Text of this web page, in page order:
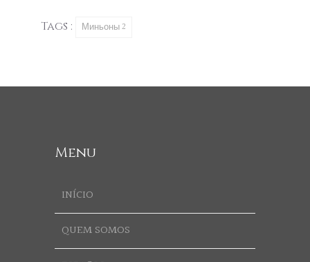
Tags : Миньоны 2
Menu
INÍCIO
QUEM SOMOS